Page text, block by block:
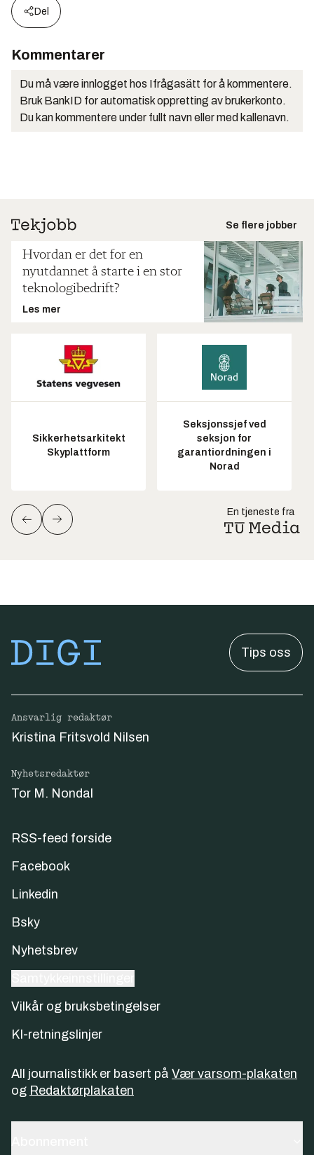
Del
Kommentarer
Du må være innlogget hos Ifrågasätt for å kommentere.
Bruk BankID for automatisk oppretting av brukerkonto.
Du kan kommentere under fullt navn eller med kallenavn.
Se flere jobber
Hvordan er det for en
nyutdannet å starte i en stor
teknologibedrift?
Les mer
Sikkerhetsarkitekt
Skyplattform
Seksjonssjef ved
seksjon for
garantiordningen i
Norad
En tjeneste fra
Tips oss
Ansvarlig redaktør
Kristina Fritsvold Nilsen
Nyhetsredaktør
Tor M. Nondal
RSS-feed forside
Facebook
Linkedin
Bsky
Nyhetsbrev
Vilkår og bruksbetingelser
KI-retningslinjer
All journalistikk er basert på Vær varsom-plakaten
og Redaktørplakaten